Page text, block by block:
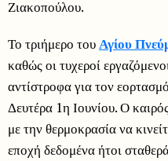
Ζιακοπούλου.
Το τριήμερο τουΑγίου
καθώς οι τυχεροί
αντίστροφα για τον
Δευτέρα 1η Ιουνίου. Ο
με την θερμοκρασία να
εποχή δεδομένα ήτοι